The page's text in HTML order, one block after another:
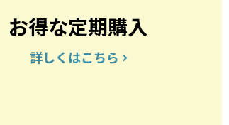
お得な定期購入
詳しくはこちら